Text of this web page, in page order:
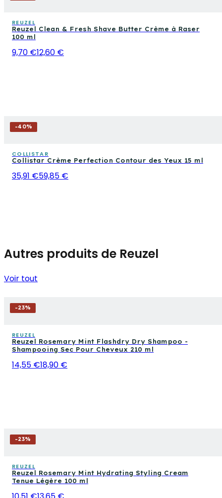
REUZEL
Reuzel Clean & Fresh Shave Butter Crème à Raser
100 ml
9,70 €12,60 €
-40%
COLLISTAR
Collistar Crème Perfection Contour des Yeux 15 ml
35,91 €59,85 €
Autres produits de Reuzel
Voir tout
-23%
REUZEL
Reuzel Rosemary Mint Flashdry Dry Shampoo -
Shampooing Sec Pour Cheveux 210 ml
14,55 €18,90 €
-23%
REUZEL
Reuzel Rosemary Mint Hydrating Styling Cream
Tenue Légère 100 ml